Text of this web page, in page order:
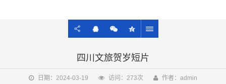
四川文旅贺岁短片
日期：2024-03-19 访问：273次 作者：admin